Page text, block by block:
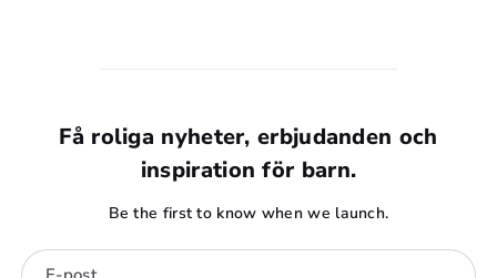
Få roliga nyheter, erbjudanden och
inspiration för barn.
Be the first to know when we launch.